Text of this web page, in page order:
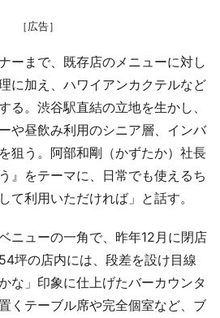
［広告］
ーまで、既存店のメニューに対し
に加え、ハワイアンカクテルなど
る。渋谷駅直結の立地を生かし、
や昼飲み利用のシニア層、インバ
狙う。阿部和剛（かずたか）社長
』をテーマに、日常でも使えるち
て利用いただければ」と話す。
ニューの一角で、昨年12月に閉店
坪の店内には、段差を設け目線
な」印象に仕上げたバーカウンタ
くテーブル席や完全個室など、ブ